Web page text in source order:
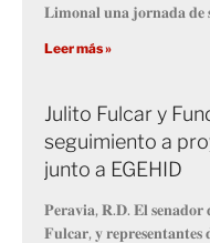
𝐋𝐢𝐦𝐨𝐧𝐚𝐥 𝐮𝐧𝐚 𝐣𝐨𝐫𝐧𝐚𝐝𝐚
Leer más »
Julito Fulcar y
seguimiento a
junto a EGEHID
𝐏𝐞𝐫𝐚𝐯𝐢𝐚, 𝐑.𝐃. 𝐄𝐥 𝐬𝐞𝐧𝐚𝐝𝐨𝐫
𝐅𝐮𝐥𝐜𝐚𝐫, 𝐲